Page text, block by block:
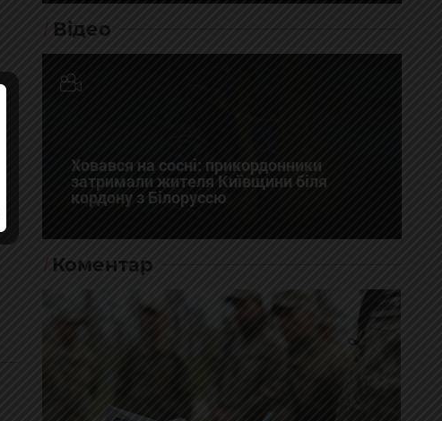
Відео
Ховався на сосні: прикордонники
затримали жителя Київщини біля
кордону з Білоруссю
Коментар